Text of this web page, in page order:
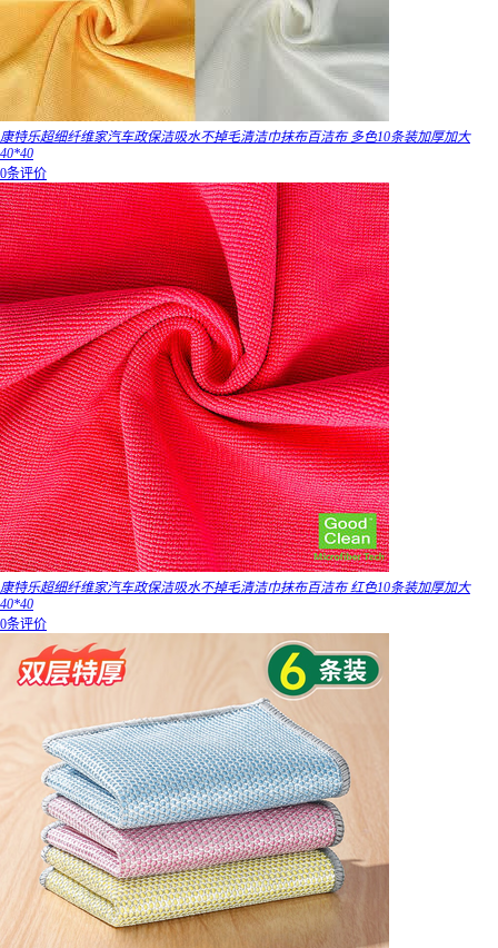
康特乐超细纤维家汽车政保洁吸水不掉毛清洁巾抹布百洁布 多色10条装加厚加大
40*40
0条评价
康特乐超细纤维家汽车政保洁吸水不掉毛清洁巾抹布百洁布 红色10条装加厚加大
40*40
0条评价